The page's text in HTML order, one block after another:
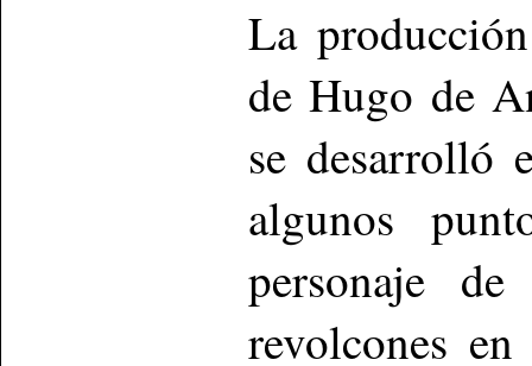
La
de Hugo de
se desarrolló
algunos
personaje
revolcones